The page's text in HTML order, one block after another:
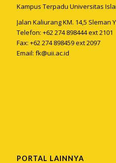
Kampus Terpadu Universitas
Jalan Kaliurang KM. 14,5 Sleman
Telefon: +62 274 898444 ext 2101
Fax: +62 274 898459 ext 2097
Email: fk@uii.ac.id
PORTAL LAINNYA